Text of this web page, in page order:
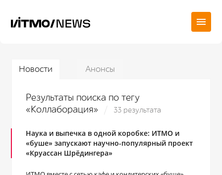
Новости Анонсы
Результаты поиска по тегу
«Коллаборация»
33 результата
Наука и выпечка в одной коробке: ИТМО и
«буше» запускают научно-популярный проект
«Круассан Шрёдингера»